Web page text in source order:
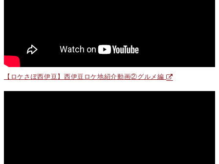
【ロケさぽ西伊豆】西伊豆ロケ地紹介動画②グルメ編